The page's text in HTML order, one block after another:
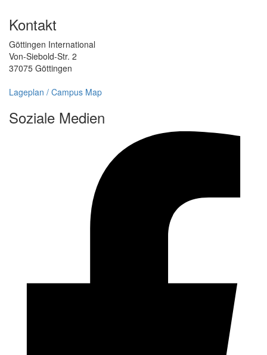
Kontakt
Göttingen International
Von-Siebold-Str. 2
37075 Göttingen
Lageplan / Campus Map
Soziale Medien